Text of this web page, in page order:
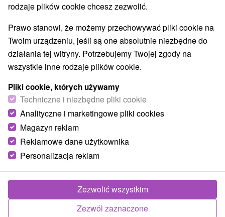
rodzaje plików cookie chcesz zezwolić.
Prawo stanowi, że możemy przechowywać pliki cookie na
Twoim urządzeniu, jeśli są one absolutnie niezbędne do
działania tej witryny. Potrzebujemy Twojej zgody na
wszystkie inne rodzaje plików cookie.
Pliki cookie, których używamy
Techniczne i niezbędne pliki cookie
Analityczne i marketingowe pliki cookies
Magazyn reklam
Reklamowe dane użytkownika
Personalizacja reklam
Zezwól zaznaczone
Zezwolić wszystkim